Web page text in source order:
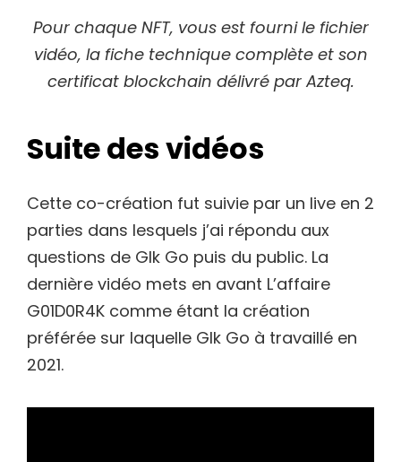
Pour chaque NFT, vous est fourni le fichier
vidéo, la fiche technique complète et son
certificat blockchain délivré par Azteq.
Suite des vidéos
Cette co-création fut suivie par un live en 2
parties dans lesquels j’ai répondu aux
questions de Glk Go puis du public. La
dernière vidéo mets en avant L’affaire
G01D0R4K comme étant la création
préférée sur laquelle Glk Go à travaillé en
2021.